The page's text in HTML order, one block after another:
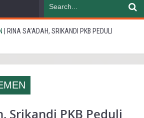
RINA SA’ADAH, SRIKANDI PKB PEDULI
Srikandi PKB Peduli